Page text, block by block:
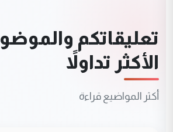
تعليقاتكم
الأكثر تداولاً
أكثر المواضيع قراءة